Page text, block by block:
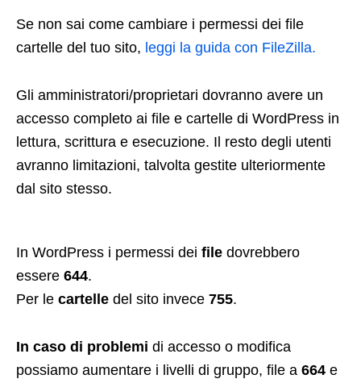
Se non sai come cambiare i permessi dei file
cartelle del tuo sito, leggi la guida con FileZilla.
Gli amministratori/proprietari dovranno avere un
accesso completo ai file e cartelle di WordPress in
lettura, scrittura e esecuzione. Il resto degli utenti
avranno limitazioni, talvolta gestite ulteriormente
dal sito stesso.
In WordPress i permessi dei file dovrebbero
essere 644.
Per le cartelle del sito invece 755.
In caso di problemi di accesso o modifica
possiamo aumentare i livelli di gruppo, file a 664 e